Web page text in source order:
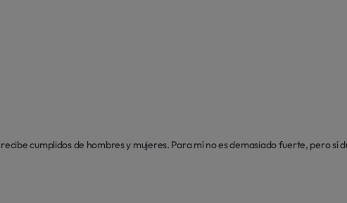
cumplidos de hombres y mujeres. Para mí no es demasiado fuerte, pero sí